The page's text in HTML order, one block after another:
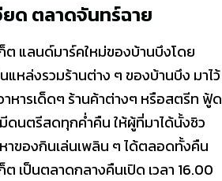
ยด ตลาดจันทร์ฉาย
ต แลนด์มาร์คใหม่ของบ้านบึงโดย
หล่งรวมร้านต่าง ๆ ของบ้านบึง มาไว้
าหารเด็ดๆ ร้านค้าต่างๆ หรือสตรีท ฟู้ด
ดนตรีสดทุกค่ำคืน ให้ผู้ที่มาได้นั้งชิว
าของกินเล่นเพลิน ๆ ได้ตลอดทั้งคืน
ต เป็นตลาดกลางคืนเปิด เวลา 16.00